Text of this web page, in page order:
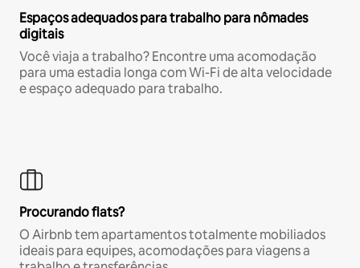
Espaços adequados para trabalho para nômades
digitais
Você viaja a trabalho? Encontre uma acomodação
para uma estadia longa com Wi-Fi de alta velocidade
e espaço adequado para trabalho.
Procurando flats?
O Airbnb tem apartamentos totalmente mobiliados
ideais para equipes, acomodações para viagens a